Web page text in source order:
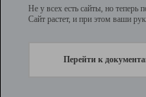
Не у всех есть сайты, но
Сайт растет, и при этом ваши
Перейти к